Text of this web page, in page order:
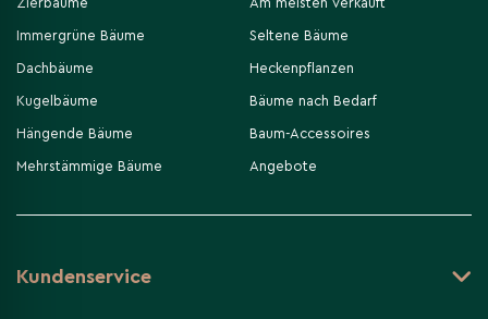
Zierbäume
Immergrüne Bäume
Dachbäume
Kugelbäume
Hängende Bäume
Mehrstämmige Bäume
Am meisten verkauft
Seltene Bäume
Heckenpflanzen
Bäume nach Bedarf
Baum-Accessoires
Angebote
Kundenservice